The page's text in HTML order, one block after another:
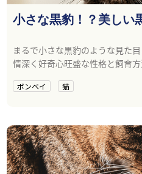
小さな黒豹！？美しい
まるで小さな黒豹のような見た
情深く好奇心旺盛な性格と飼育
ボンベイ 猫